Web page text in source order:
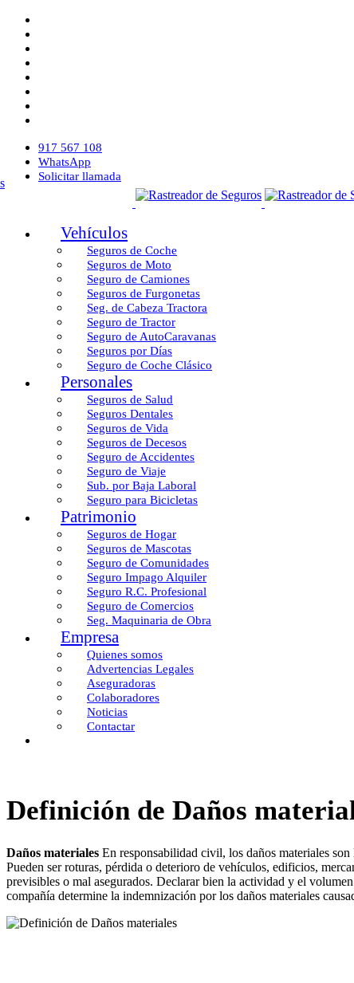
917 567 108
WhatsApp
Solicitar llamada
Vehículos
Seguros de Coche
Seguros de Moto
Seguro de Camiones
Seguros de Furgonetas
Seg. de Cabeza Tractora
Seguro de Tractor
Seguro de AutoCaravanas
Seguros por Días
Seguro de Coche Clásico
Personales
Seguros de Salud
Seguros Dentales
Seguros de Vida
Seguros de Decesos
Seguro de Accidentes
Seguro de Viaje
Sub. por Baja Laboral
Seguro para Bicicletas
Patrimonio
Seguros de Hogar
Seguros de Mascotas
Seguro de Comunidades
Seguro Impago Alquiler
Seguro R.C. Profesional
Seguro de Comercios
Seg. Maquinaria de Obra
Empresa
Quienes somos
Advertencias Legales
Aseguradoras
Colaboradores
Noticias
Contactar
Definición de Daños
Daños materiales En responsabilidad civil, los daños materiales
Pueden ser roturas, pérdida o deterioro de vehículos, edificios,
previsibles o mal asegurados. Declarar bien la actividad y el
compañía determine la indemnización por los daños materiales